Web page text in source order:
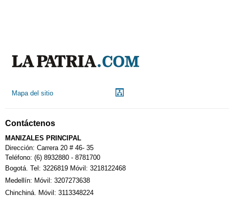
Calendario Tributario
Sudoku
Mapa del sitio
Contáctenos
MANIZALES PRINCIPAL
Dirección: Carrera 20 # 46- 35
Teléfono: (6) 8932880 - 8781700
Bogotá. Tel: 3226819 Móvil: 3218122468
Medellín: Móvil: 3207273638
Chinchiná. Móvil: 3113348224